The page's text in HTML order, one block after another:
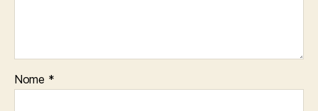
Nome *